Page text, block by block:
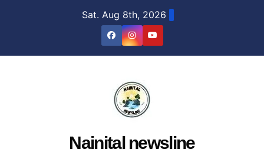
Sat. Aug 8th, 2026
Nainital newsline